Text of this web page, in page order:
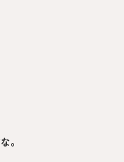
。